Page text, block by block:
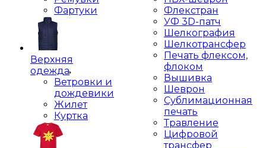
Фартуки
Верхняя
одежда
Ветровки и
дождевики
Жилет
Куртка
Флекстран
УФ 3D-патч
Шелкография
Шелкотрансфер
Печать флексом,
флоком
Вышивка
Шеврон
Сублимационная
печать
Травление
Цифровой
трансфер